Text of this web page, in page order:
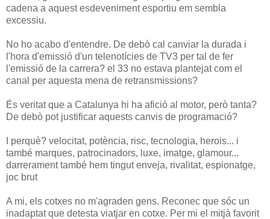
cadena a aquest esdeveniment esportiu em sembla
excessiu.
No ho acabo d'entendre. De debò cal canviar la durada i
l'hora d'emissió d'un telenotícies de TV3 per tal de fer
l'emissió de la carrera? el 33 no estava plantejat com el
canal per aquesta mena de retransmissions?
És veritat que a Catalunya hi ha afició al motor, però tanta?
De debò pot justificar aquests canvis de programació?
I perquè? velocitat, potència, risc, tecnologia, herois... i
també marques, patrocinadors, luxe, imatge, glamour...
darrerament també hem tingut enveja, rivalitat, espionatge,
joc brut
A mi, els cotxes no m'agraden gens. Reconec que sóc un
inadaptat que detesta viatjar en cotxe. Per mi el mitjà favorit